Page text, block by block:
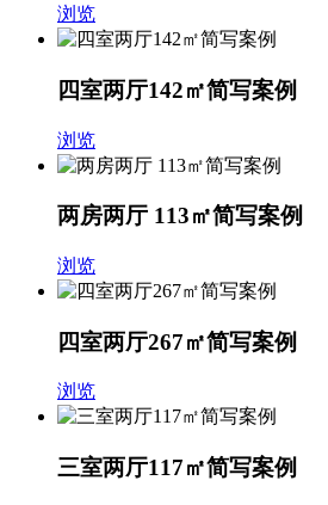
浏览
四室两厅142㎡简写案例
浏览
两房两厅 113㎡简写案例
浏览
四室两厅267㎡简写案例
浏览
三室两厅117㎡简写案例